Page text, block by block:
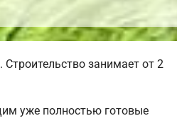
занимает от 2
уже полностью готовые